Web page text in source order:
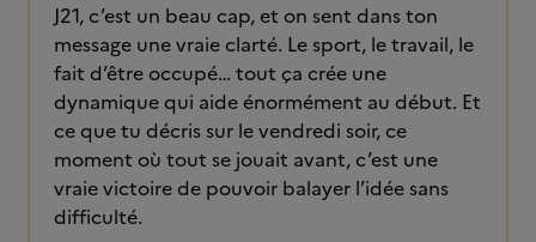
J21, c’est un beau cap, et on sent dans ton
message une vraie clarté. Le sport, le travail, le
fait d’être occupé… tout ça crée une
dynamique qui aide énormément au début. Et
ce que tu décris sur le vendredi soir, ce
moment où tout se jouait avant, c’est une
vraie victoire de pouvoir balayer l’idée sans
difficulté.